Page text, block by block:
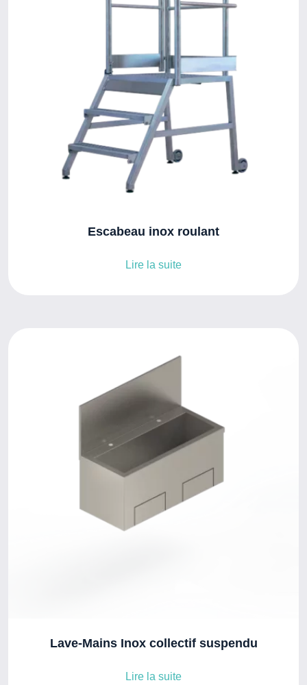
Escabeau inox roulant
Lire la suite
Lave-Mains Inox collectif suspendu
Lire la suite